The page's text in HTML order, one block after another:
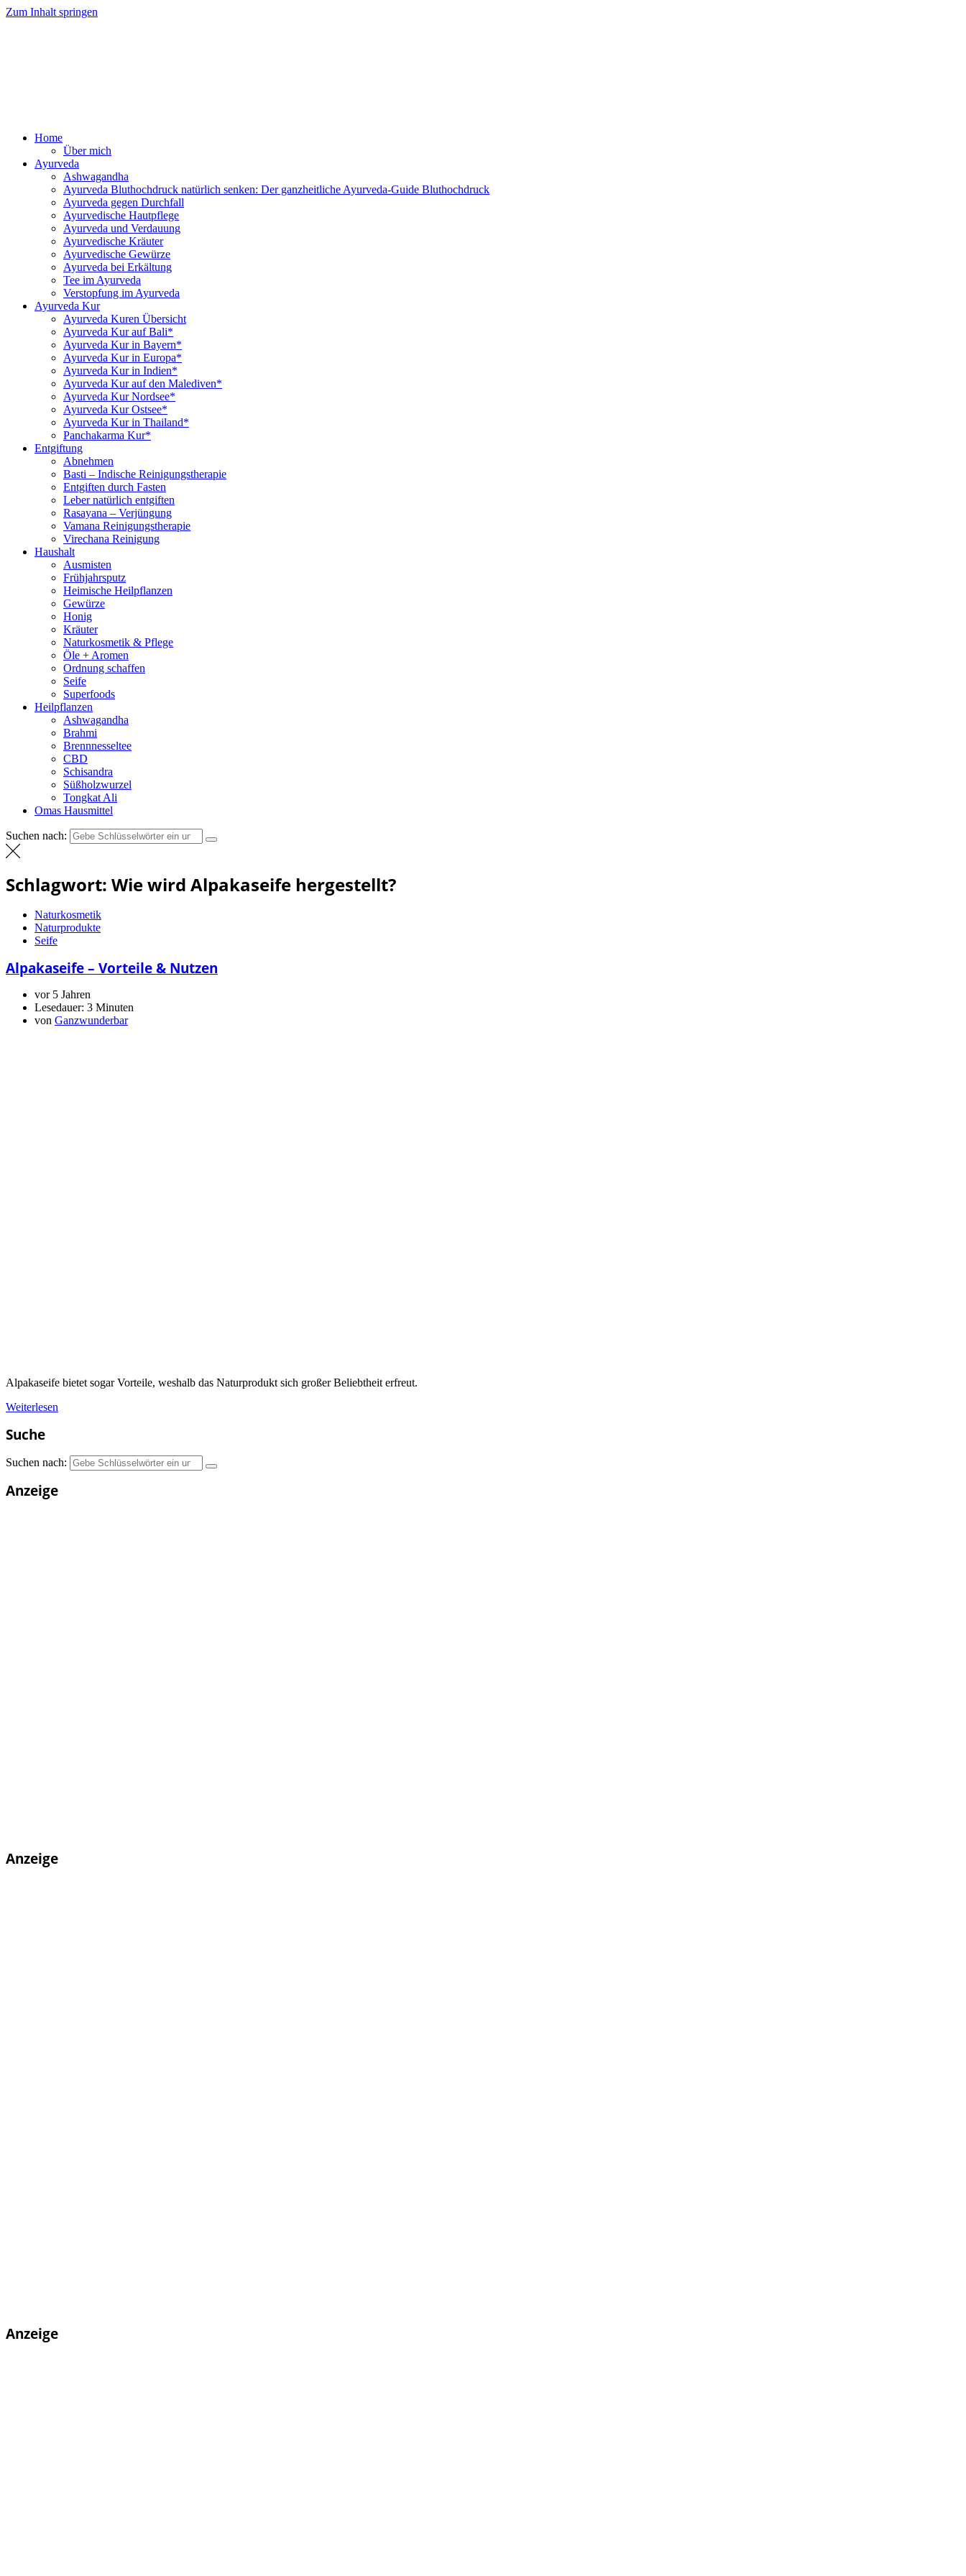
Zum Inhalt springen
Home
Über mich
Ayurveda
Ashwagandha
Ayurveda Bluthochdruck natürlich senken: Der ganzheitliche Ayurveda-Guide Bluthochdruck
Ayurveda gegen Durchfall
Ayurvedische Hautpflege
Ayurveda und Verdauung
Ayurvedische Kräuter
Ayurvedische Gewürze
Ayurveda bei Erkältung
Tee im Ayurveda
Verstopfung im Ayurveda
Ayurveda Kur
Ayurveda Kuren Übersicht
Ayurveda Kur auf Bali*
Ayurveda Kur in Bayern*
Ayurveda Kur in Europa*
Ayurveda Kur in Indien*
Ayurveda Kur auf den Malediven*
Ayurveda Kur Nordsee*
Ayurveda Kur Ostsee*
Ayurveda Kur in Thailand*
Panchakarma Kur*
Entgiftung
Abnehmen
Basti – Indische Reinigungstherapie
Entgiften durch Fasten
Leber natürlich entgiften
Rasayana – Verjüngung
Vamana Reinigungstherapie
Virechana Reinigung
Haushalt
Ausmisten
Frühjahrsputz
Heimische Heilpflanzen
Gewürze
Honig
Kräuter
Naturkosmetik & Pflege
Öle + Aromen
Ordnung schaffen
Seife
Superfoods
Heilpflanzen
Ashwagandha
Brahmi
Brennnesseltee
CBD
Schisandra
Süßholzwurzel
Tongkat Ali
Omas Hausmittel
Suchen nach:
Schlagwort: Wie wird Alpakaseife hergestellt?
Naturkosmetik
Naturprodukte
Seife
Alpakaseife – Vorteile & Nutzen
vor 5 Jahren
Lesedauer: 3 Minuten
von Ganzwunderbar
Alpakaseife bietet sogar Vorteile, weshalb das Naturprodukt sich großer Beliebtheit erfreut.
Weiterlesen
Suche
Suchen nach:
Anzeige
Anzeige
Anzeige